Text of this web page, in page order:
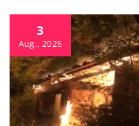
3
Aug., 2026